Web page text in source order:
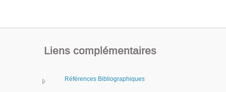
Liens complémentaires
Références Bibliographiques